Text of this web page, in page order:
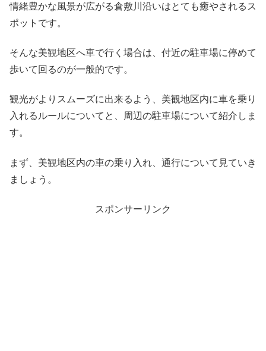
情緒豊かな風景が広がる倉敷川沿いはとても癒やされるス
ポットです。
そんな美観地区へ車で行く場合は、付近の駐車場に停めて
歩いて回るのが一般的です。
観光がよりスムーズに出来るよう、美観地区内に車を乗り
入れるルールについてと、周辺の駐車場について紹介しま
す。
まず、美観地区内の車の乗り入れ、通行について見ていき
ましょう。
スポンサーリンク